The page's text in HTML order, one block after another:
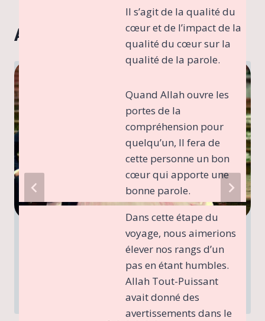
Il s’agit de la qualité du
cœur et de l’impact de la
qualité du cœur sur la
qualité de la parole.
Quand Allah ouvre les
portes de la
compréhension pour
quelqu’un, Il fera de
cette personne un bon
cœur qui apporte une
bonne parole.
Dans cette étape du
voyage, nous aimerions
élever nos rangs d’un
pas en étant humbles.
Allah Tout-Puissant
avait donné des
avertissements dans le
A lire également
Le bonheur conjugal est-il une
question de chance ?
11 juillet 2023